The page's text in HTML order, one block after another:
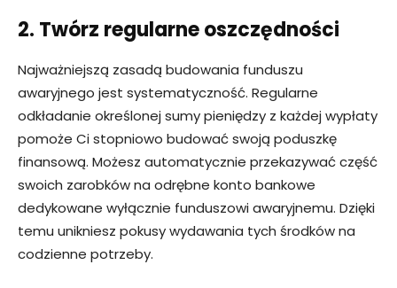
2. Twórz regularne oszczędności
Najważniejszą zasadą budowania funduszu
awaryjnego jest systematyczność. Regularne
odkładanie określonej sumy pieniędzy z każdej wypłaty
pomoże Ci stopniowo budować swoją poduszkę
finansową. Możesz automatycznie przekazywać część
swoich zarobków na odrębne konto bankowe
dedykowane wyłącznie funduszowi awaryjnemu. Dzięki
temu unikniesz pokusy wydawania tych środków na
codzienne potrzeby.